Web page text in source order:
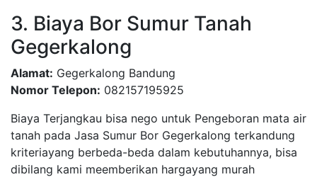
3. Biaya Bor Sumur Tanah
Gegerkalong
Alamat: Gegerkalong Bandung
Nomor Telepon: 082157195925
Biaya Terjangkau bisa nego untuk Pengeboran mata air
tanah pada Jasa Sumur Bor Gegerkalong terkandung
kriteriayang berbeda-beda dalam kebutuhannya, bisa
dibilang kami meemberikan hargayang murah